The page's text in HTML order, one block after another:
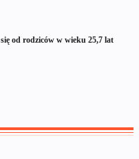
od rodziców w wieku 25,7 lat